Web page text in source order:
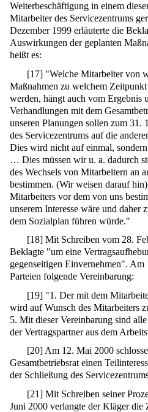
Weiterbeschäftigung in einem
Mitarbeiter des Servicezentrums
Dezember 1999 erläuterte die
Auswirkungen der geplanten
heißt es:
[17] "Welche Mitarbeiter von
Maßnahmen zu welchem
werden, hängt auch vom Ergebnis
Verhandlungen mit dem
unseren Planungen sollen zum 31.
des Servicezentrums auf die
Dies wird nicht auf einmal,
… Dies müssen wir u. a. dadurch
des Wechsels von Mitarbeitern an
bestimmen. (Wir weisen darauf
Mitarbeiters vor dem von uns
unserem Interesse wäre und daher
dem Sozialplan führen würde."
[18] Mit Schreiben vom 28.
Beklagte "um eine
gegenseitigen Einvernehmen".
Parteien folgende Vereinbarung:
[19] "1. Der mit dem
wird auf Wunsch des Mitarbeiters
5. Mit dieser Vereinbarung sind
der Vertragspartner aus dem
[20] Am 12. Mai 2000
Gesamtbetriebsrat einen
der Schließung des
[21] Mit Schreiben seiner
Juni 2000 verlangte der Kläger